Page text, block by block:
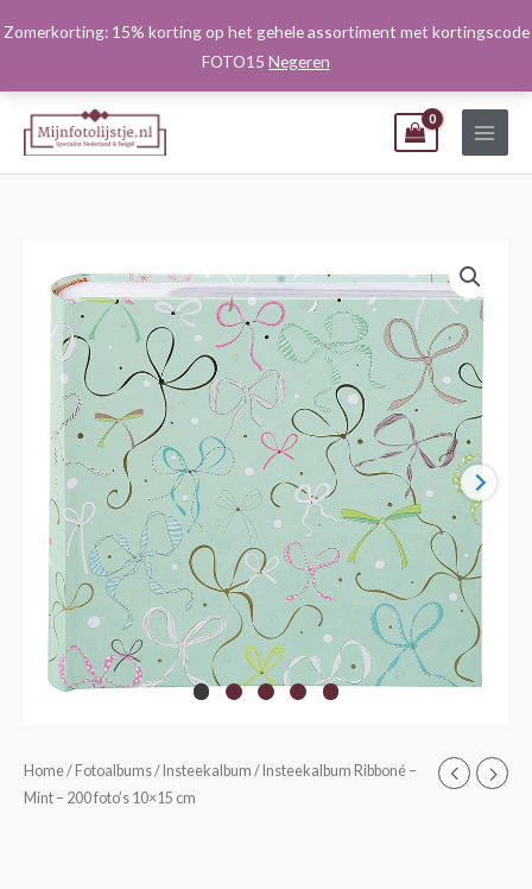
Zomerkorting: 15% korting op het gehele assortiment met kortingscode
FOTO15 Negeren
naar
Home/ Fotoalbums/ Insteekalbum / Insteekalbum Ribboné –
Mint – 200 foto’s 10×15 cm
Insteekalbum
Ribboné